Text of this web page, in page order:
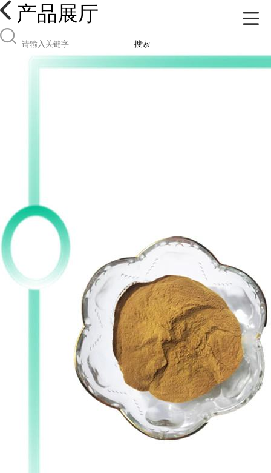
产品展厅
搜索